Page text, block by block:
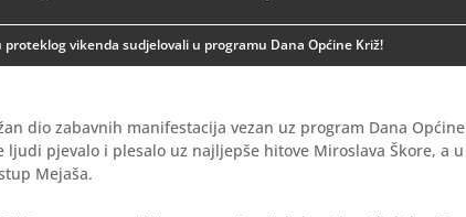
proteklog vikenda sudjelovali u programu Dana Općine Križ!
dio zabavnih manifestacija vezan uz program Dana Općine
ljudi pjevalo i plesalo uz najljepše hitove Miroslava Škore, a u
Mejaša.